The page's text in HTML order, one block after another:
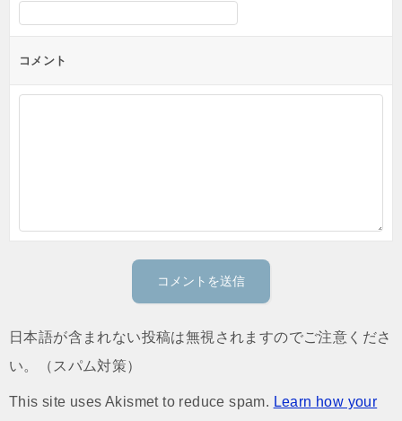
コメント
日本語が含まれない投稿は無視されますのでご注意くださ
い。（スパム対策）
This site uses Akismet to reduce spam. Learn how your